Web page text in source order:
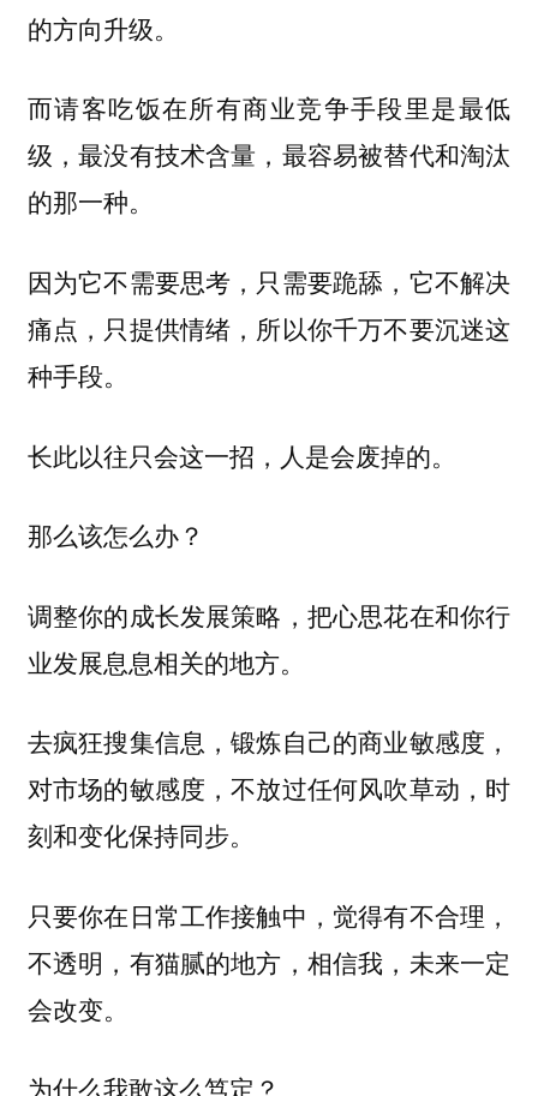
的方向升级。
而请客吃饭在所有商业竞争手段里是最低
级，最没有技术含量，最容易被替代和淘汰
的那一种。
因为它不需要思考，只需要跪舔，它不解决
痛点，只提供情绪，所以你千万不要沉迷这
种手段。
长此以往只会这一招，人是会废掉的。
那么该怎么办？
调整你的成长发展策略，把心思花在和你行
业发展息息相关的地方。
去疯狂搜集信息，锻炼自己的商业敏感度，
对市场的敏感度，不放过任何风吹草动，时
刻和变化保持同步。
只要你在日常工作接触中，觉得有不合理，
不透明，有猫腻的地方，相信我，未来一定
会改变。
为什么我敢这么笃定？